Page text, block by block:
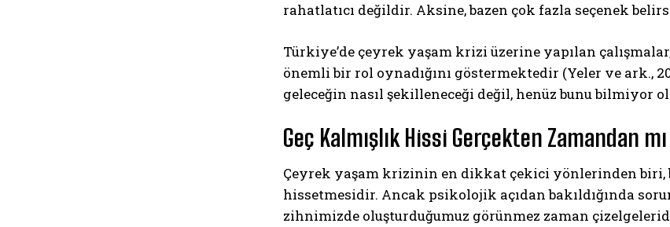
rahatlatıcı değildir. Aksine, bazen çok fazla seçenek
Türkiye’de çeyrek yaşam krizi üzerine yapılan
önemli bir rol oynadığını göstermektedir (Yeler ve ark.,
geleceğin nasıl şekilleneceği değil, henüz bunu bilmiyor
Geç Kalmışlık Hissi Gerçekten Zamandan
Çeyrek yaşam krizinin en dikkat çekici yönlerinden
hissetmesidir. Ancak psikolojik açıdan bakıldığında
zihnimizde oluşturduğumuz görünmez zaman